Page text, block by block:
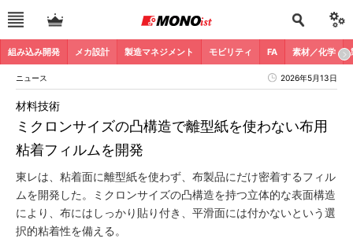
組み込み開発 メカ設計 製造マネジメント モビリティ FA 素材／化学
ニュース 2026年5月13日
ミクロンサイズの凸構造で離型紙を使わない布用
粘着フィルムを開発
材料技術
東レは、粘着面に離型紙を使わず、布製品にだけ密着するフィル
ムを開発した。ミクロンサイズの凸構造を持つ立体的な表面構造
により、布にはしっかり貼り付き、平滑面には付かないという選
択的粘着性を備える。